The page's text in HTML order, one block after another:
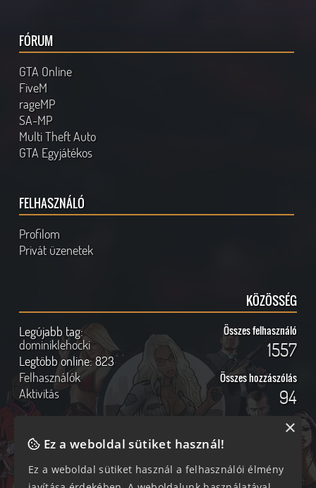
FÓRUM
GTA Online
FiveM
rageMP
SA-MP
Multi Theft Auto
GTA Egyjátékos
FELHASZNÁLÓ
Profilom
Privát üzenetek
KÖZÖSSÉG
Legújabb tag:
dominiklehocki
Legtöbb online:823
Felhasználók
Aktivitás
Összes felhasználó
1557
Összes hozzászólás
94
Online felhasználók Kövess Minket!
Ez a weboldal sütiket használ!
Ez a weboldal sütiket használ a felhasználói élmény
×